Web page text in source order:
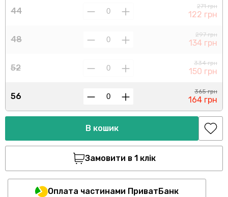
44
48
52
56
271 грн
122 грн
297 грн
134 грн
334 грн
150 грн
365 грн
164 грн
В кошик
Замовити в 1 клік
Оплата частинами ПриватБанк